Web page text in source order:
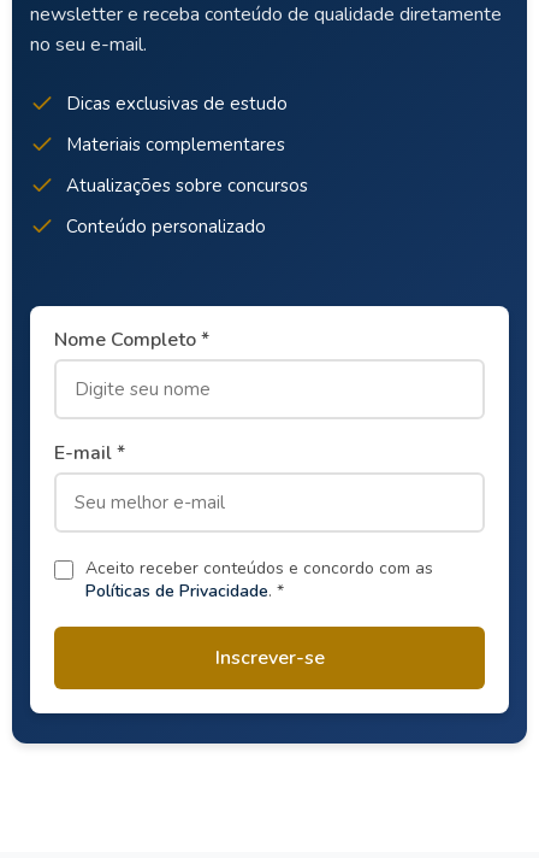
newsletter e receba conteúdo de qualidade diretamente
no seu e-mail.
Dicas exclusivas de estudo
Materiais complementares
Atualizações sobre concursos
Conteúdo personalizado
Nome Completo *
E-mail *
Aceito receber conteúdos e concordo com as
Políticas de Privacidade. *
Inscrever-se